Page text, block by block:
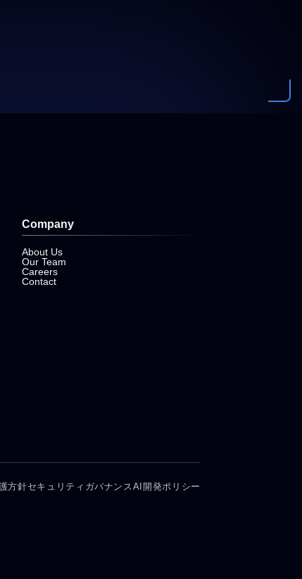
Company
About Us
Our Team
Careers
Contact
方針セキュリティガバナンスAI開発ポリシー